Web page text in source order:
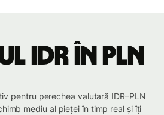
IDR în PLN
pentru perechea valutară IDR–PLN
mediu al pieței în timp real și îți